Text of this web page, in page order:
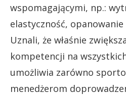
wspomagającymi, np.:
elastyczność,
Uznali, że właśnie
kompetencji na
umożliwia zarówno
menedżerom